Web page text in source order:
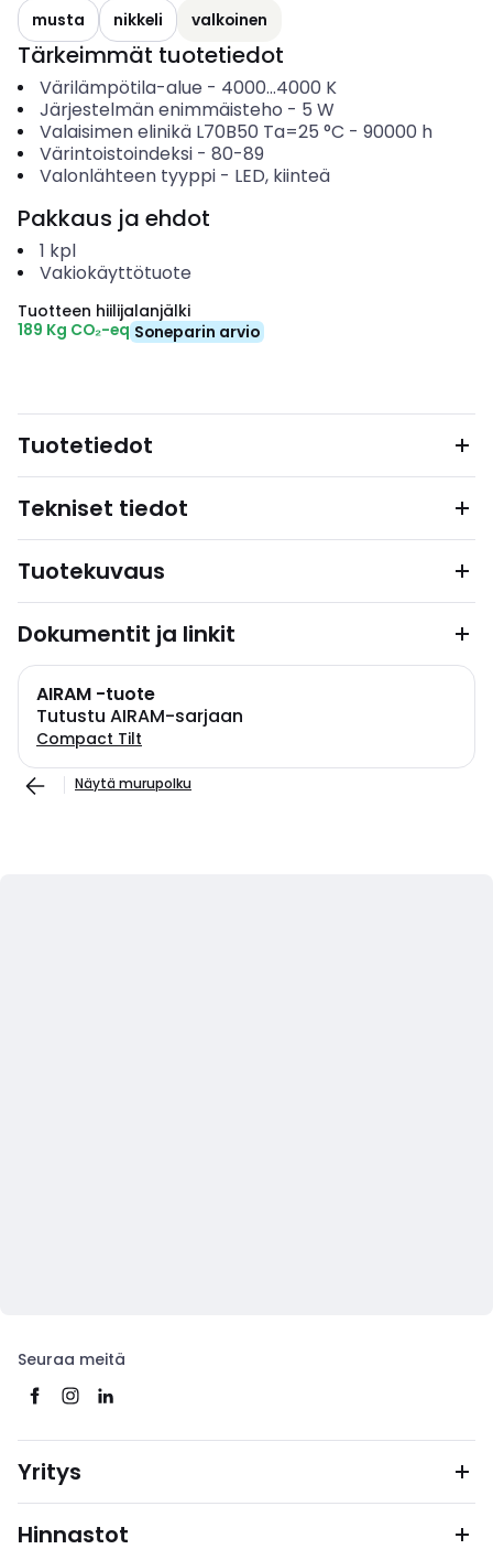
musta nikkeli valkoinen
Tärkeimmät tuotetiedot
Värilämpötila-alue - 4000...4000 K
Järjestelmän enimmäisteho - 5 W
Valaisimen elinikä L70B50 Ta=25 °C - 90000 h
Värintoistoindeksi- 80-89
Valonlähteen tyyppi- LED, kiinteä
Pakkaus ja ehdot
1 kpl
Vakiokäyttötuote
Tuotteen hiilijalanjälki
189 Kg CO₂-eq Soneparin arvio
Tuotetiedot
Tekniset tiedot
Tuotekuvaus
Dokumentit ja linkit
AIRAM -tuote
Tutustu AIRAM-sarjaan
Compact Tilt
Näytä murupolku
Seuraa meitä
Yritys
Hinnastot